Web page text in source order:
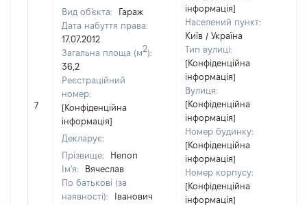
7
Вид об'єкта:
Гараж
Дата набуття права:
17.07.2012
Загальна площа (м2):
36,2
Реєстраційний
номер:
[Конфіденційна
інформація]
Декларує:
Прізвище:
Непоп
Ім'я:
Вячеслав
По батькові (за
наявності):
Іванович
інформація]
Населений пункт:
Київ / Україна
Тип вулиці:
[Конфіденційна
інформація]
Вулиця:
[Конфіденційна
інформація]
Номер будинку:
[Конфіденційна
інформація]
Номер корпусу:
[Конфіденційна
інформація]